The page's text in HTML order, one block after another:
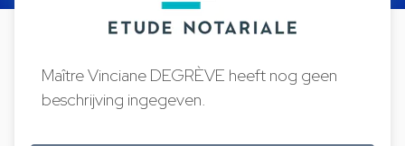
Maître Vinciane DEGRÈVE heeft nog geen
beschrijving ingegeven.